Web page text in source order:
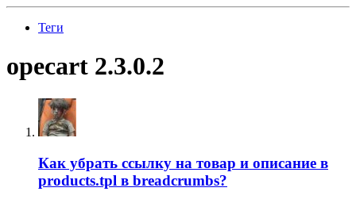
Теги
opecart 2.3.0.2
Как убрать ссылку на товар и описание в
products.tpl в breadcrumbs?